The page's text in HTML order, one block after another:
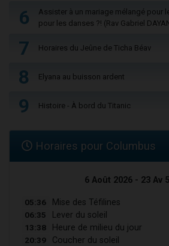
6
Assister à un mariage mélangé pour
pour les danses ?! (Rav Gabriel
7 Horaires du Jeûne de Ticha Béav
8 Elyana au buisson ardent
9 Histoire - À bord du Titanic
Horaires pour Columbus
6 Août 2026 - 23 Av
05:36 Mise des Téfilines
06:35 Lever du soleil
13:38 Heure de milieu du jour
20:39 Coucher du soleil